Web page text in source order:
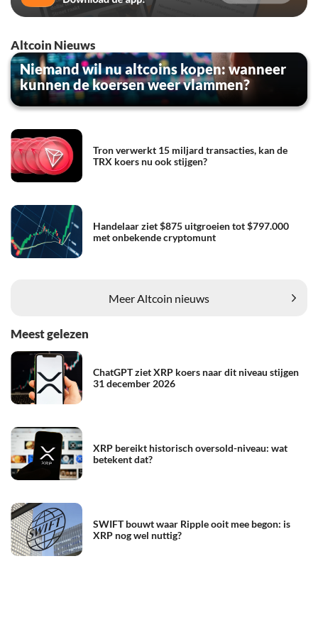
Altcoin Nieuws
Niemand wil nu altcoins kopen: wanneer
kunnen de koersen weer vlammen?
Tron verwerkt 15 miljard transacties, kan de
TRX koers nu ook stijgen?
Handelaar ziet $875 uitgroeien tot $797.000
met onbekende cryptomunt
Meer Altcoin nieuws
Meest gelezen
ChatGPT ziet XRP koers naar dit niveau stijgen
31 december 2026
XRP bereikt historisch oversold-niveau: wat
betekent dat?
SWIFT bouwt waar Ripple ooit mee begon: is
XRP nog wel nuttig?